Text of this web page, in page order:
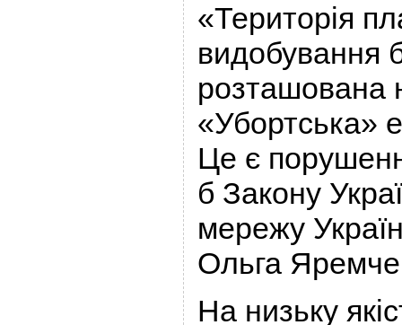
«Територія
видобування
розташована
«Убортська»
Це є
б Закону
мережу
Ольга
На низьку